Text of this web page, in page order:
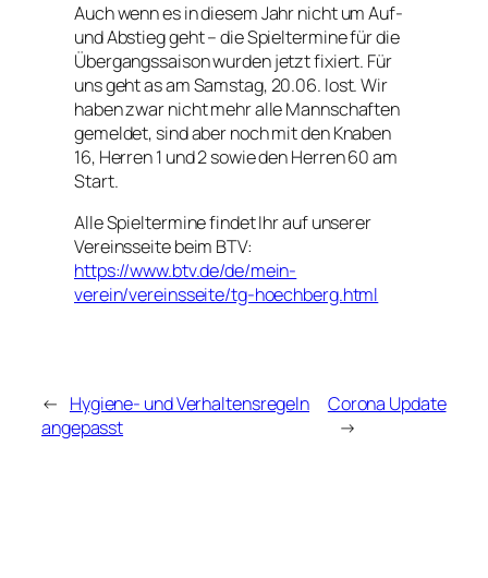
Auch wenn es in diesem Jahr nicht um Auf-
und Abstieg geht – die Spieltermine für die
Übergangssaison wurden jetzt fixiert. Für
uns geht as am Samstag, 20.06. lost. Wir
haben zwar nicht mehr alle Mannschaften
gemeldet, sind aber noch mit den Knaben
16, Herren 1 und 2 sowie den Herren 60 am
Start.
Alle Spieltermine findet Ihr auf unserer
Vereinsseite beim BTV:
https://www.btv.de/de/mein-
verein/vereinsseite/tg-hoechberg.html
← Hygiene- und Verhaltensregeln
angepasst
Corona Update
→